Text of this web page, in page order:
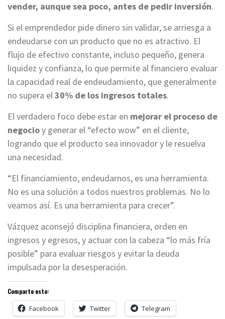
vender, aunque sea poco, antes de pedir inversión.
Si el emprendedor pide dinero sin validar, se arriesga a
endeudarse con un producto que no es atractivo. El
flujo de efectivo constante, incluso pequeño, genera
liquidez y confianza, lo que permite al financiero evaluar
la capacidad real de endeudamiento, que generalmente
no supera el30% de los ingresos totales.
El verdadero foco debe estar en mejorar el proceso de
negocioy generar el “efecto wow” en el cliente,
logrando que el producto sea innovador y le resuelva
una necesidad.
“El financiamiento, endeudarnos, es una herramienta.
No es una solución a todos nuestros problemas. No lo
veamos así. Es una herramienta para crecer”.
Vázquez aconsejó disciplina financiera, orden en
ingresos y egresos, y actuar con la cabeza “lo más fría
posible” para evaluar riesgos y evitar la deuda
impulsada por la desesperación.
Comparte esto:
Facebook Twitter Telegram